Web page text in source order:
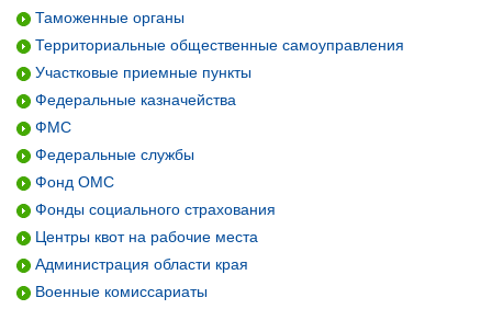
Таможенные органы
Территориальные общественные самоуправления
Участковые приемные пункты
Федеральные казначейства
ФМС
Федеральные службы
Фонд ОМС
Фонды социального страхования
Центры квот на рабочие места
Администрация области края
Военные комиссариаты